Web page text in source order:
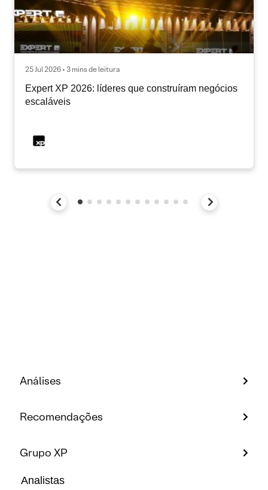
25 Jul 2026 • 3 mins de leitura
Expert XP 2026: líderes que construíram negócios
escaláveis
Análises
Recomendações
Grupo XP
Analistas